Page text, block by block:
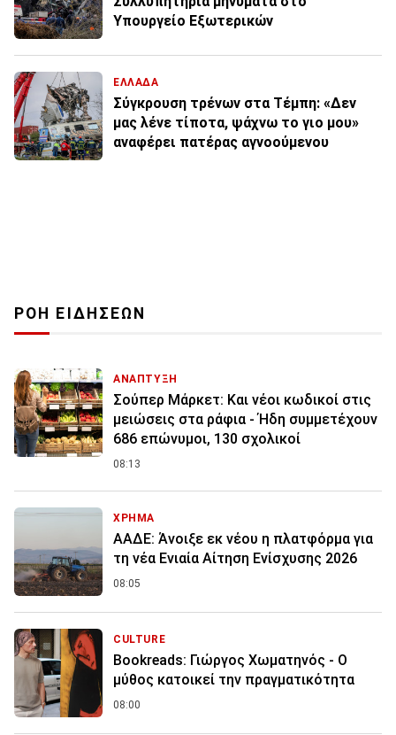
Υπουργείο Εξωτερικών
ΕΛΛΑΔΑ
Σύγκρουση τρένων στα Τέμπη: «Δεν
μας λένε τίποτα, ψάχνω το γιο μου»
αναφέρει πατέρας αγνοούμενου
ΡΟΗ ΕΙΔΗΣΕΩΝ
ΑΝΑΠΤΥΞΗ
Σούπερ Μάρκετ: Και νέοι κωδικοί στις
μειώσεις στα ράφια - Ήδη συμμετέχουν
686 επώνυμοι, 130 σχολικοί
08:13
ΧΡΗΜΑ
ΑΑΔΕ: Άνοιξε εκ νέου η πλατφόρμα για
τη νέα Ενιαία Αίτηση Ενίσχυσης 2026
08:05
CULTURE
Bookreads: Γιώργος Χωματηνός - Ο
μύθος κατοικεί την πραγματικότητα
08:00